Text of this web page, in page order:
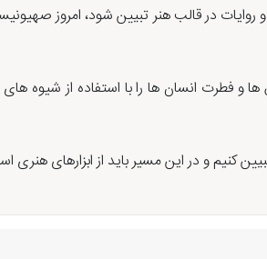
در قالب هنر تبیین شود، امروز
فطرت انسان ها را با استفاده از شیوه های
کنیم و در این مسیر باید از ابزارهای هنری